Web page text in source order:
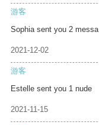
游客
Sophia sent you 2 messa
2021-12-02
游客
Estelle sent you 1 nude
2021-11-15